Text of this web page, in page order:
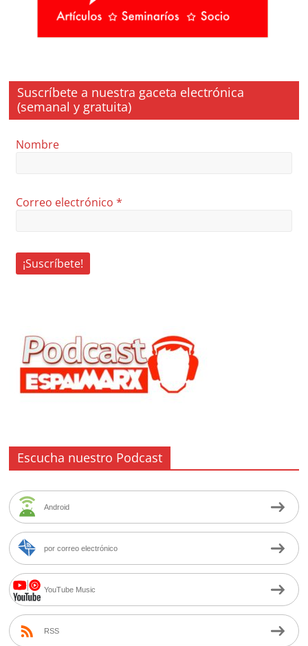
Suscríbete a nuestra gaceta electrónica
(semanal y gratuita)
Nombre
Correo electrónico*
Escucha nuestro Podcast
Android
por correo electrónico
YouTube Music
RSS